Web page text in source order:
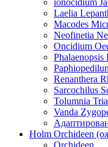
ionocidium
Laelia
Macodes
Neofinetia
Oncidium
Phalaenopsis
Renanthera
Sarcochilus
Tolumnia
Vanda
Holm Orchideen